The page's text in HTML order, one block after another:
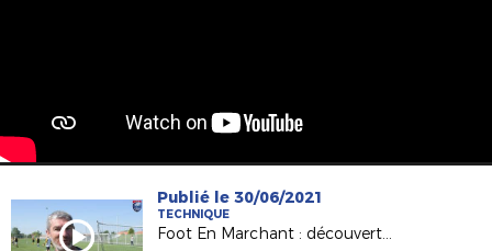
Publié le 30/06/2021
TECHNIQUE
Foot En Marchant : découverte de la pratique avec Yvonnick Simon (CTR)